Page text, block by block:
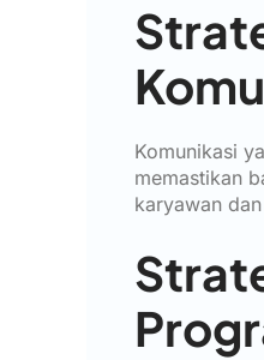
Komunikasi
memastikan
karyawan